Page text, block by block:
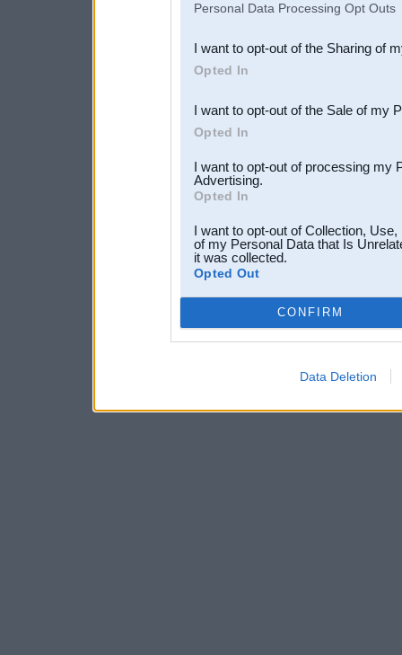
Downstream Participants
third parties.
Personal Data Processing Opt Outs
I want to opt-out of the Sharing of
Opted In
I want to opt-out of the Sale of my
Opted In
I want to opt-out of processing my
Advertising.
Opted In
I want to opt-out of Collection,
of my Personal Data that Is
it was collected.
Opted Out
CONFIRM
Data Deletion